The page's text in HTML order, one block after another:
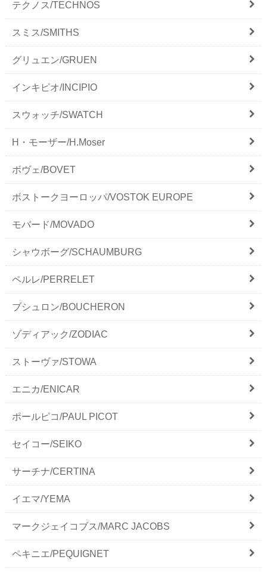
テクノス/TECHNOS
スミス/SMITHS
グリュエン/GRUEN
インキピオ/INCIPIO
スウォッチ/SWATCH
H・モーザー/H.Moser
ボヴェ/BOVET
ボストークヨーロッパ/VOSTOK EUROPE
モバード/MOVADO
シャウボーグ/SCHAUMBURG
ペルレ/PERRELET
ブシュロン/BOUCHERON
ゾディアック/ZODIAC
ストーヴァ/STOWA
エニカ/ENICAR
ポールピコ/PAUL PICOT
セイコー/SEIKO
サーチナ/CERTINA
イエマ/YEMA
マークジェイコブス/MARC JACOBS
ペキニエ/PEQUIGNET